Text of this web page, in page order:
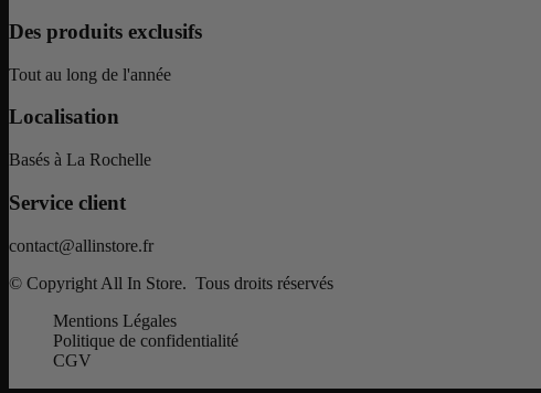
Des produits exclusifs
Tout au long de l'année
Localisation
Basés à La Rochelle
Service client
contact@allinstore.fr
© Copyright All In Store. Tous droits réservés
Mentions Légales
Politique de confidentialité
CGV